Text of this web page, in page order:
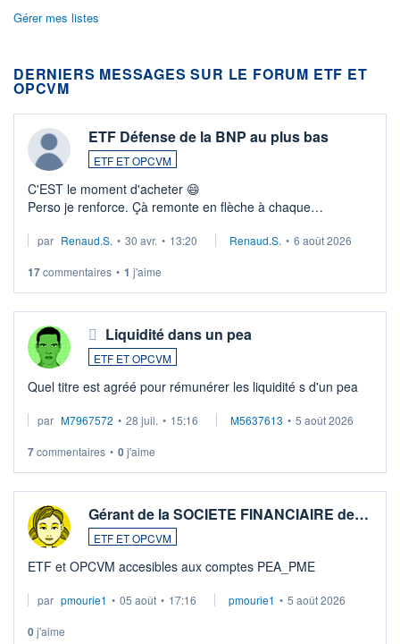
Gérer mes listes
DERNIERS MESSAGES SUR LE FORUM ETF ET
OPCVM
ETF Défense de la BNP au plus bas
ETF ET OPCVM
C'EST le moment d'acheter 😄​
Perso je renforce. Çà remonte en flèche à chaque
Investissement long terme tip top pour sa retraite.
par Renaud.S. • 30 avr. • 13:20 Renaud.S. • 6 août 2026
17commentaires • 1 j'aime
Liquidité dans un pea
ETF ET OPCVM
Quel titre est agréé pour rémunérer les liquidité s d'un pea
par M7967572 • 28 juil. • 15:16 M5637613 • 5 août 2026
7commentaires • 0j'aime
Gérant de la SOCIETE FINANCIAIRE de…
ETF ET OPCVM
ETF et OPCVM accesibles aux comptes PEA_PME
par pmourie1 • 05 août • 17:16 pmourie1 • 5 août 2026
0j'aime